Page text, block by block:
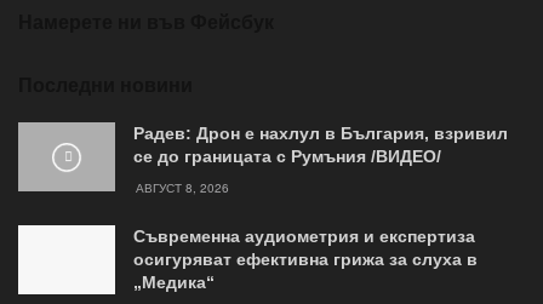
Радев: Дрон е нахлул в България, взривил
се до границата с Румъния /ВИДЕО/
АВГУСТ 8, 2026
Съвременна аудиометрия и експертиза
осигуряват ефективна грижа за слуха в
„Медика“